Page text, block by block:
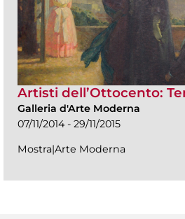
Artisti dell’Ottocento:
Galleria d'Arte Moderna
07/11/2014 - 29/11/2015
Mostra|Arte Moderna